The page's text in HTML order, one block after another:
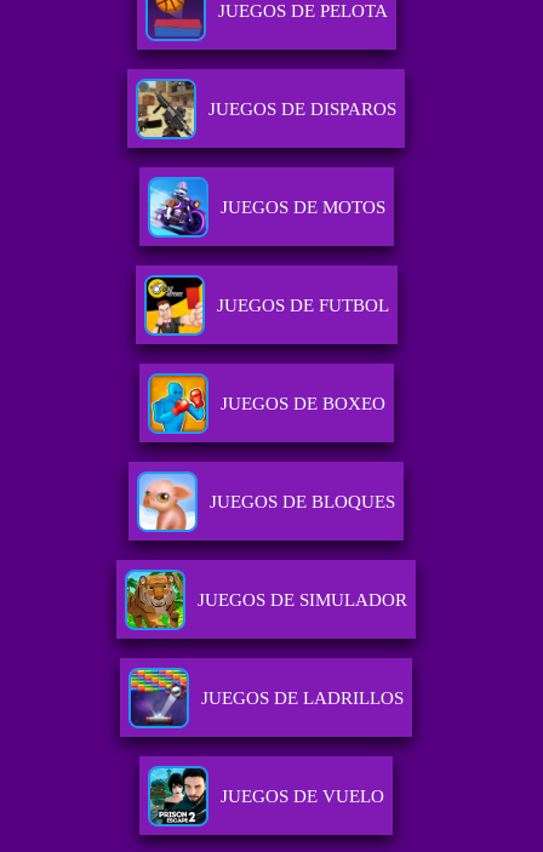
JUEGOS DE PELOTA
JUEGOS DE DISPAROS
JUEGOS DE MOTOS
JUEGOS DE FUTBOL
JUEGOS DE BOXEO
JUEGOS DE BLOQUES
JUEGOS DE SIMULADOR
JUEGOS DE LADRILLOS
JUEGOS DE VUELO